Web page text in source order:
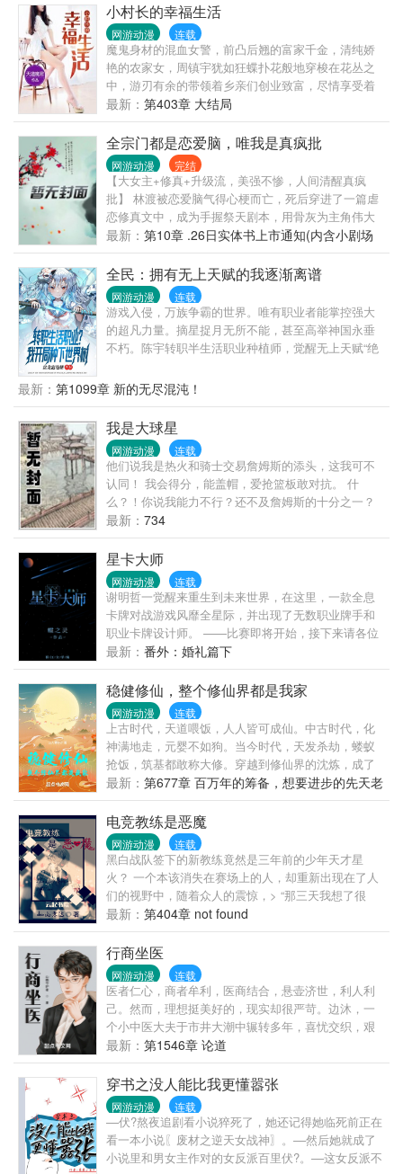
小村长的幸福生活
网游动漫 连载
魔鬼身材的混血女警，前凸后翘的富家千金，清纯娇
艳的农家女，周镇宇犹如狂蝶扑花般地穿梭在花丛之
中，游刃有余的带领着乡亲们创业致富，尽情享受着
他小村长的幸福生活。
最新： 第403章 大结局
全宗门都是恋爱脑，唯我是真疯批
网游动漫 完结
【大女主+修真+升级流，美强不惨，人间清醒真疯
批】 林渡被恋爱脑气得心梗而亡，死后穿进了一篇虐
恋修真文中，成为手握祭天剧本，用骨灰为主角伟大
爱情铺路的美强惨小师叔。 看完了剧本，她缓缓打出
一个问号，“这宗门山上的野菜都被挖光了吧？” 系统
循循善诱：看到你们宗门那帮恋爱脑了吗？拯救他
们，你就能活。 林渡：一个愿打一个愿挨，尊重嘲笑
锁死。 系统：亲亲你的寿命还有一天哦。 林渡
最新： 第10章 .26日实体书上市通知(内含小剧场
番外)
全民：拥有无上天赋的我逐渐离谱
网游动漫 连载
游戏入侵，万族争霸的世界。唯有职业者能掌控强大
的超凡力量。摘星捉月无所不能，甚至高举神国永垂
不朽。陈宇转职半生活职业种植师，觉醒无上天赋“绝
种植师的认知。炮灰加工厂？世界树上诞生的原初精
灵起步便是禁咒级魔法！加强版农民？黄中李和人参
果会让你明白什么叫立地成神！没有攻击技能？一手
混沌种青莲就能轻松毁灭一个大世界！直到纪元之
末，神魔之战在陈宇眼中也不过是小孩子的游戏罢
了，他只想默默耕耘他可爱的原初精灵们。
最新： 第1099章 新的无尽混沌！
我是大球星
网游动漫 连载
他们说我是热火和骑士交易詹姆斯的添头，这我可不
认同！ 我会得分，能盖帽，爱抢篮板敢对抗。 什
么？！你说我能力不行？还不及詹姆斯的十分之一？
拜托，他是詹姆斯，不是张两万。 神马得分王、篮板
王，那都是年轻人追逐的东西；我的目标是左手
mvp，右手fmvp，头戴dpoy，脚踩联盟诸强！ “嘿，
吉尔伯特，我们是不是该聊聊我新赛季的薪水问题
了？你知道的，皇家马德里已经对我开价3000万了。”
“哈哈，吴，别以为我不知道，皇马是一支足球队！”
“难道你不知道它也是一支篮球队么？” “什么！？”
“哎，算了。看来你没什么诚意，我还是去接杰里·巴斯
的电话好了。” ...
最新： 734
星卡大师
网游动漫 连载
谢明哲一觉醒来重生到未来世界，在这里，一款全息
卡牌对战游戏风靡全星际，并出现了无数职业牌手和
职业卡牌设计师。 ——比赛即将开始，接下来请各位
选手展示对战卡牌！ 别人的卡组：千年神树、焰龙、
冰晶凤凰！ 谢明哲的卡组：诸葛亮、貂蝉、曹操、孙
权…… 前所未见的人物战斗卡牌，带着稀奇古怪的技
能出现在了赛场上。 观众们：这位选手真是画风清奇
→_→ 1、主受，卡牌对战剧情流爽文，> 2、温柔腹黑
把媳妇宠上天的攻×战斗力爆表乐天派受； 3、卡牌对
战游戏，规则/卡组设定均为作者原创，遇到其是数据
方面不用太较真；
最新： 番外：婚礼篇下
稳健修仙，整个修仙界都是我家
网游动漫 连载
上古时代，天道喂饭，人人皆可成仙。中古时代，化
神满地走，元婴不如狗。当今时代，天发杀劫，蝼蚁
抢饭，筑基都敢称大修。穿越到修仙界的沈炼，成了
一名五灵根齐全的小修士，带着一张稳健面板，开始
了小心谨慎的修行之路。要问他修行最重要的是什
么？沈炼肯定回答。是环境！一个安稳的大环境！朝
不保夕，食不果腹，妖魔乱舞，哪能安稳的修行。于
是乎，沈炼在整个修仙界各地反复横挑，哪里安稳就
去搬去哪里。极力减少争斗，避开有纷争的杀劫。能
苟则苟，能跑就跑，从不轻易进入危险之中。每当遇
到避不开的杀劫之时，沈炼都会三省吾身。这事，非
干不可吗？此行，成功率超过九成八了吗？退路，安
排好了吗？符箓贴满全身，傀儡守护在侧，凡事谋而
后动，杀人之后必送挫骨扬灰一条龙服务，之后远遁
千里、万里，换皮换家，岁月轮转，飞升在即，天降
灵粹，凡沾染真仙气息的地方，皆有造化。直到此
刻，沈炼赫然发现整个修仙界，到处都是他留下来仙
踪。
最新： 第677章 百万年的筹备，想要进步的先天老
仙
电竞教练是恶魔
网游动漫 连载
黑白战队签下的新教练竟然是三年前的少年天才星
火？ 一个本该消失在赛场上的人，却重新出现在了人
们的视野中，随着众人的震惊，> “那三天我想了很
久，有很多事情我还没有完成，所以我活下来了。” 柯
月：“我当然相信司法是公正的，可是，人不是。” 林
沉：“当第一年的时候，你没有醒来，我想，只要你能
够醒来了，我就一定要对你说，我喜欢你，我要让你
知道这份感情。” “第二年的时候，你还是没有醒来，
我想，只要你能够看我一眼，我一定要让你和我在一
起，即便你不同意。” “到了第三年，你依旧在梦着一
场美梦，我只觉得，无论你醒不醒来，我都不会再放
手了，不想再错过了。” “我渐渐变成了《一千零一
夜》中瓶子里的那个魔鬼，随着时间的推移，我的感
情只会更加浓烈，我只会贪婪地渴求更多……” “请原
谅我的自私，但我并不打算改掉。” 这世上还有人爱着
你，所以，活下去，和我一起。 【斯文败类女扮男装
女主】×【温润如玉明月清风男主】 女主伪君子，阴
暗抑郁；男主世家出来的谦谦公子 > 主线电竞，中间
最新： 第404章 not found
行商坐医
网游动漫 连载
医者仁心，商者牟利，医商结合，悬壶济世，利人利
己。然而，理想挺美好的，现实却很严苛。边沐，一
个小中医大夫于市井大潮中辗转多年，喜忧交织，艰
辛地成长为一代名医。不经意间，财神光顾，财务方
面也彻底脱贫。
最新： 第1546章 论道
穿书之没人能比我更懂嚣张
网游动漫 连载
––伏?熬夜追剧看小说猝死了，她还记得她临死前正在
看一本小说〖废材之逆天女战神〗。––然后她就成了
小说里和男女主作对的女反派百里伏?。––这女反派不